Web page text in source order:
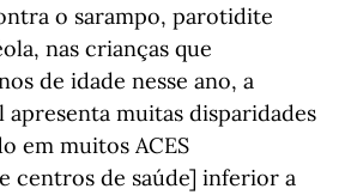
o sarampo, parotidite
nas crianças que
de idade nesse ano, a
muitas disparidades
em muitos ACES
centros de saúde] inferior a